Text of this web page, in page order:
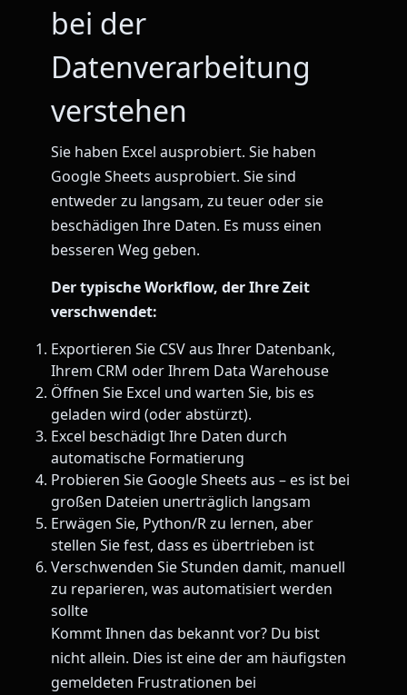
bei der
Datenverarbeitung
verstehen
Sie haben Excel ausprobiert. Sie haben
Google Sheets ausprobiert. Sie sind
entweder zu langsam, zu teuer oder sie
beschädigen Ihre Daten. Es muss einen
besseren Weg geben.
Der typische Workflow, der Ihre Zeit
verschwendet:
Exportieren Sie CSV aus Ihrer Datenbank,
Ihrem CRM oder Ihrem Data Warehouse
Öffnen Sie Excel und warten Sie, bis es
geladen wird (oder abstürzt).
Excel beschädigt Ihre Daten durch
automatische Formatierung
Probieren Sie Google Sheets aus – es ist bei
großen Dateien unerträglich langsam
Erwägen Sie, Python/R zu lernen, aber
stellen Sie fest, dass es übertrieben ist
Verschwenden Sie Stunden damit, manuell
zu reparieren, was automatisiert werden
sollte
Kommt Ihnen das bekannt vor? Du bist
nicht allein. Dies ist eine der am häufigsten
gemeldeten Frustrationen bei